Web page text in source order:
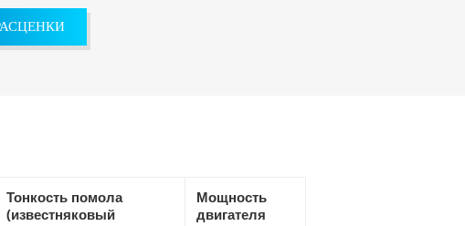
Тонкость помола
(известняковый
Мощность
двигателя